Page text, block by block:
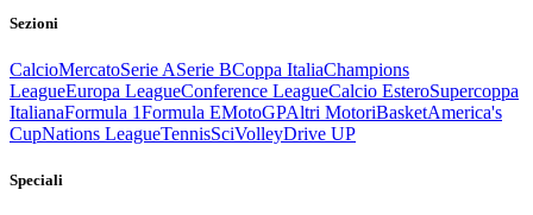
Sezioni
CalcioMercatoSerie ASerie BCoppa ItaliaChampions
LeagueEuropa LeagueConference LeagueCalcio EsteroSupercoppa
ItalianaFormula 1Formula EMotoGPAltri MotoriBasketAmerica's
CupNations LeagueTennisSciVolleyDrive UP
Speciali